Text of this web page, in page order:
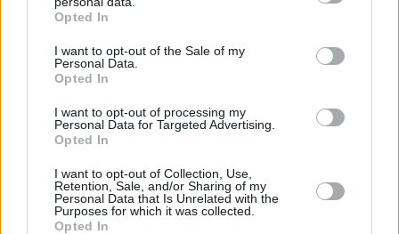
grant or deny consent to Google and its third-party tags to
use your data for below specified purposes in below Google
consent section.
Opted In
I want to opt-out of the Sale of my
Personal Data.
Opted In
I want to opt-out of processing my
Personal Data for Targeted Advertising.
Opted In
I want to opt-out of Collection, Use,
Retention, Sale, and/or Sharing of my
Personal Data that Is Unrelated with the
Purposes for which it was collected.
Opted In
Από μαθητής, φοιτητής σε άλλη πόλη!
H Kaizen Gaming στο Παγκόσμιο Kύπελλο: Μία
05.08.2026, 08:38
ρομποτικής στην Ελλάδα
04.08.2026, 11:20